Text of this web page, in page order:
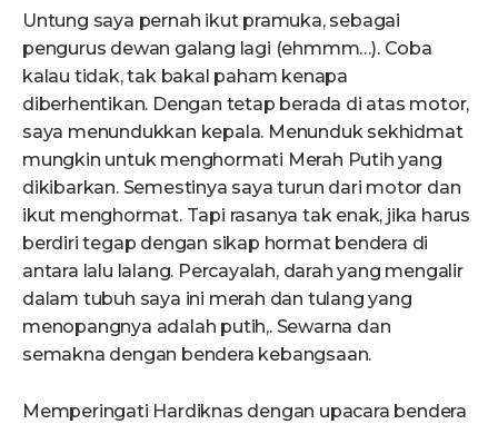
Untung saya pernah ikut pramuka, sebagai
pengurus dewan galang lagi (ehmmm…). Coba
kalau tidak, tak bakal paham kenapa
diberhentikan. Dengan tetap berada di atas motor,
saya menundukkan kepala. Menunduk sekhidmat
mungkin untuk menghormati Merah Putih yang
dikibarkan. Semestinya saya turun dari motor dan
ikut menghormat. Tapi rasanya tak enak, jika harus
berdiri tegap dengan sikap hormat bendera di
antara lalu lalang. Percayalah, darah yang mengalir
dalam tubuh saya ini merah dan tulang yang
menopangnya adalah putih,. Sewarna dan
semakna dengan bendera kebangsaan.
Memperingati Hardiknas dengan upacara bendera